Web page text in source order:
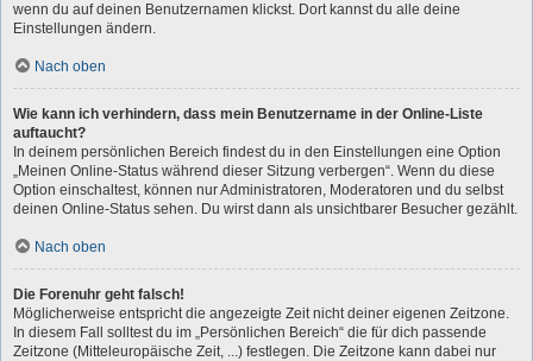
wenn du auf deinen Benutzernamen klickst. Dort kannst du alle deine
Einstellungen ändern.
Nach oben
Wie kann ich verhindern, dass mein Benutzername in der Online-Liste
auftaucht?
In deinem persönlichen Bereich findest du in den Einstellungen eine Option
„Meinen Online-Status während dieser Sitzung verbergen“. Wenn du diese
Option einschaltest, können nur Administratoren, Moderatoren und du selbst
deinen Online-Status sehen. Du wirst dann als unsichtbarer Besucher gezählt.
Nach oben
Die Forenuhr geht falsch!
Möglicherweise entspricht die angezeigte Zeit nicht deiner eigenen Zeitzone.
In diesem Fall solltest du im „Persönlichen Bereich“ die für dich passende
Zeitzone (Mitteleuropäische Zeit, ...) festlegen. Die Zeitzone kann dabei nur